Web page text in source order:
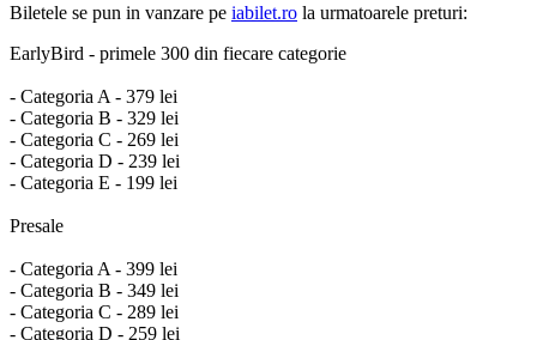
Biletele se pun in vanzare pe iabilet.ro la urmatoarele preturi:
EarlyBird - primele 300 din fiecare categorie
- Categoria A - 379 lei
- Categoria B - 329 lei
- Categoria C - 269 lei
- Categoria D - 239 lei
- Categoria E - 199 lei
Presale
- Categoria A - 399 lei
- Categoria B - 349 lei
- Categoria C - 289 lei
- Categoria D - 259 lei